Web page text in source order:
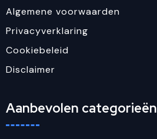
Algemene voorwaarden
Privacyverklaring
Cookiebeleid
Disclaimer
Aanbevolen categorieën